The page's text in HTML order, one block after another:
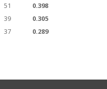
51
0.398
39
0.305
37 0.289